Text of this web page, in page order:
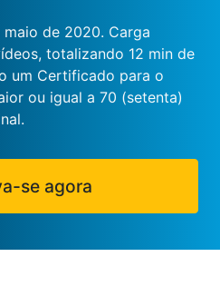
maio de 2020. Carga
totalizando 12 min de
um Certificado para o
ou igual a 70 (setenta)
se agora